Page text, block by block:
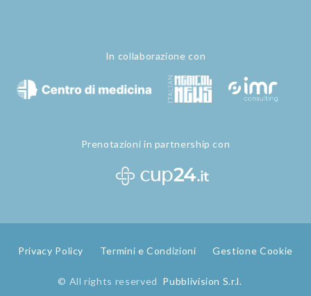
In collaborazione con
Prenotazioni in partnership con
Privacy Policy Termini e Condizioni Gestione Cookie
© All rights reserved Pubblivision S.r.l.